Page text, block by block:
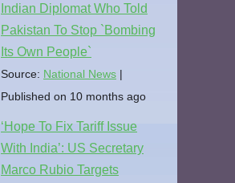
Indian Diplomat Who Told
Pakistan To Stop `Bombing
Its Own People`
Source: National News
Published on 10 months ago
‘Hope To Fix Tariff Issue
With India’: US Secretary
Marco Rubio Targets